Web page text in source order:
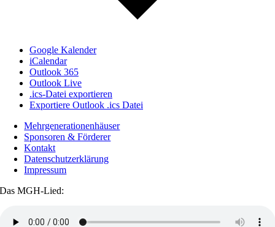
Google Kalender
iCalendar
Outlook 365
Outlook Live
.ics-Datei exportieren
Exportiere Outlook .ics Datei
Mehrgenerationenhäuser
Sponsoren & Förderer
Kontakt
Datenschutzerklärung
Impressum
Das MGH-Lied: